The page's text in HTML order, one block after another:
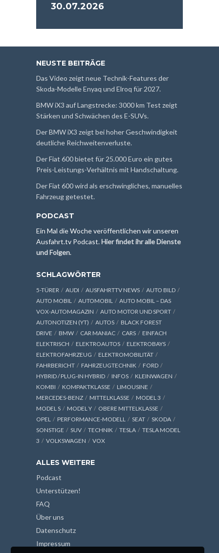
30.07.2026
NEUSTE BEITRÄGE
Das Video zeigt neue Technik-Features der
Skoda-Modelle Enyaq und Elroq für 2027.
BMW iX3 auf Langstrecke: 3000 km Test zeigt
Stärken und Schwächen des E-SUVs.
Der BMW iX3 zeigt bei hoher Geschwindigkeit
deutliche Reichweitenverluste.
Der Fiat 600 bietet für 25.000 Euro ein gutes
Preis-Leistungs-Verhältnis mit Handschaltung.
Der Fiat 600 wird als erschwingliches, manuelles
Fahrzeug getestet.
PODCAST
Ein Mal die Woche veröffentlichen wir unseren
Ausfahrt.tv Podcast.Hier findet ihr alle Dienste
und Folgen.
SCHLAGWÖRTER
5-TÜRER AUDI AUSFAHRTTV NEWS
AUTO BILD
AUTO MOBIL
AUTOMOBIL
AUTO MOBIL – DAS
VOX-AUTOMAGAZIN
AUTO MOTOR UND SPORT
AUTONOTIZEN (YT)
AUTOS
BLACK FOREST
DRIVE
BMW CAR MANIAC CARS
EINFACH
ELEKTRISCH
ELEKTROAUTOS
ELEKTROBAYS
ELEKTROFAHRZEUG
ELEKTROMOBILITÄT
FAHRBERICHT
FAHRZEUGTECHNIK
FORD
HYBRID / PLUG-IN HYBRID
INFOS
KLEINWAGEN
KOMBI
KOMPAKTKLASSE
LIMOUSINE
MERCEDES-BENZ
MITTELKLASSE
MODEL 3
MODEL S
MODEL Y
OBERE MITTELKLASSE
OPEL
PERFORMANCE-MODELL SEAT
SKODA
SONSTIGE
SUV TECHNIK TESLA
TESLA MODEL
3
VOLKSWAGEN VOX
ALLES WEITERE
Podcast
Unterstützen!
FAQ
Über uns
Datenschutz
Impressum